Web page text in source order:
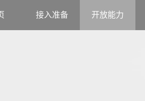
接入准备 开放能力